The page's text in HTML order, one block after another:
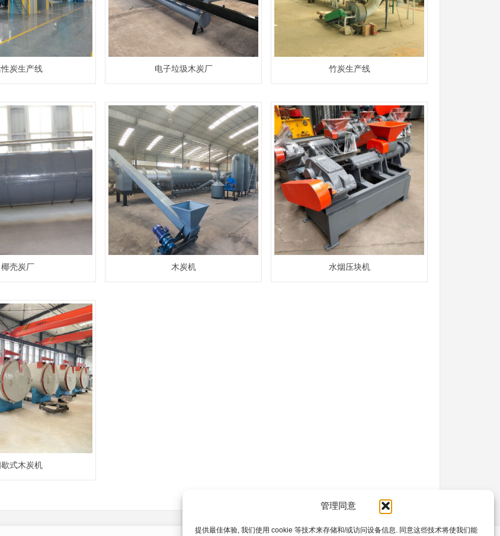
管理同意
提供最佳体验, 我们使用 cookie 等技术来存储和/或访问设备信息. 同意这些技术将使我们能
炭生产线 电子垃圾木炭厂 竹炭生产线
椰壳炭厂 木炭机 水烟压块机
歇式木炭机